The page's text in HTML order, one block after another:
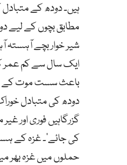
مطابق بچوں کے لیے
شیر خوار بچے آہستہ
دودھ کی متبادل
گزرگاہیں فوری اور
کی جائے‘۔ غزہ کے